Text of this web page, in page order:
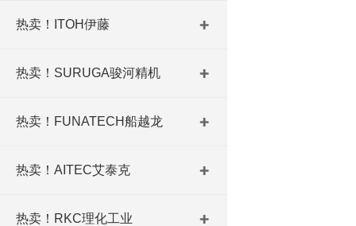
热卖！ITOH伊藤
热卖！SURUGA骏河精机
热卖！FUNATECH船越龙
热卖！AITEC艾泰克
热卖！RKC理化工业